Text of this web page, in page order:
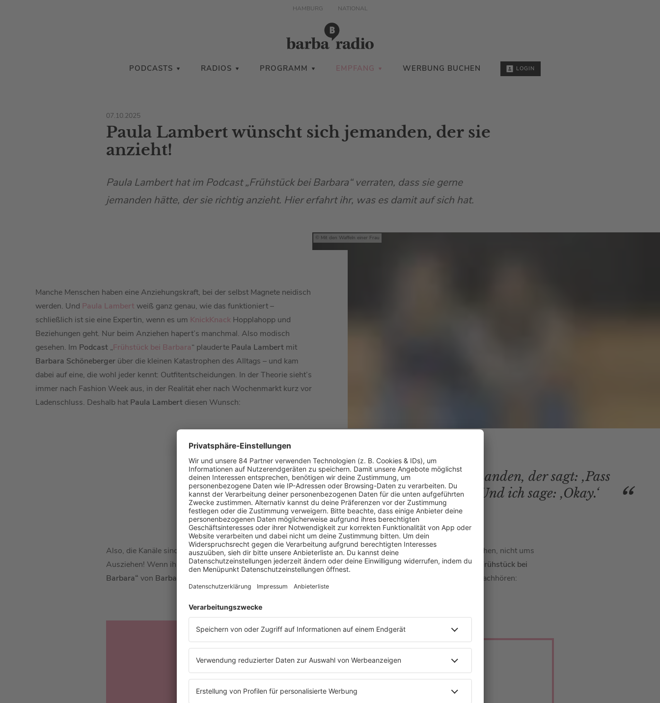
HAMBURG NATIONAL
PODCASTS RADIOS PROGRAMM EMPFANG WERBUNG BUCHEN LOGIN
07.10.2025
Paula Lambert wünscht sich jemanden, der sie
anzieht!
Paula Lambert hat im Podcast „Frühstück bei Barbara“ verraten, dass sie gerne
jemanden hätte, der sie richtig anzieht. Hier erfahrt ihr, was es damit auf sich hat.
Mit den Waffeln einer Frau
Manche Menschen haben eine Anziehungskraft, bei der selbst Magnete neidisch
werden. Und Paula Lambert weiß ganz genau, wie das funktioniert –
schließlich ist sie eine Expertin, wenn es um KnickKnack Hopplahopp und
Beziehungen geht. Nur beim Anziehen hapert’s manchmal. Also modisch
gesehen. Im Podcast „Frühstück bei Barbara“ plauderte Paula Lambert mit
Barbara Schöneberger über die kleinen Katastrophen des Alltags – und kam
dabei auf eine, die wohl jeder kennt: Outfitentscheidungen. In der Theorie sieht’s
immer nach Fashion Week aus, in der Realität eher nach Wochenmarkt kurz vor
Ladenschluss. Deshalb hat Paula Lambert diesen Wunsch:
Ich hätte eigentlich gerne jemanden, der sagt: ,Pass
auf, das ziehst du heute an.‘ Und ich sage: ,Okay.‘
PAULA LAMBERT
Also, die Kanäle sind offen – meldet euch doch mal bei derPaula! Aber nur zur Sicherheit: Es geht ums Anziehen, nicht ums
Ausziehen! Wenn ihr noch mehr vonPaula Lamberterfahren wollt, dann hört euch doch mal denPodcast
„Frühstück bei
Barbara“ von Barbara Schöneberger -Folge ganz einfach nachhören:
Folge 59 | 03.10.2025 | 36:48
#53 PAULA LAMBERT